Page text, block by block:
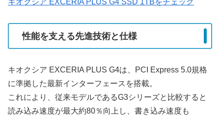
キオクシア EXCERIA PLUS G4 SSD 1TBをチェック
性能を支える先進技術と仕様
キオクシア EXCERIA PLUS G4は、PCI Express 5.0規格
に準拠した最新インターフェースを搭載。
これにより、従来モデルであるG3シリーズと比較すると
読み込み速度が最大約80％向上し、書き込み速度も